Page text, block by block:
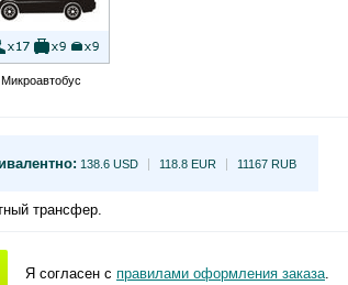
Микроавтобус
138.6 USD 118.8 EUR 11167 RUB
трансфер.
Я согласен с правилами оформления заказа.